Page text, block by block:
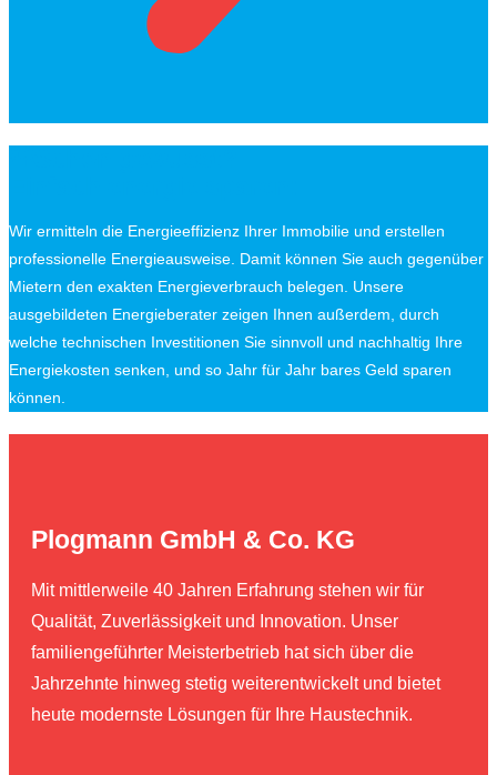
Wir ermitteln die Energieeffizienz Ihrer Immobilie und erstellen
professionelle Energieausweise. Damit können Sie auch gegenüber
Mietern den exakten Energieverbrauch belegen. Unsere
ausgebildeten Energieberater zeigen Ihnen außerdem, durch
welche technischen Investitionen Sie sinnvoll und nachhaltig Ihre
Energiekosten senken, und so Jahr für Jahr bares Geld sparen
können.
Plogmann GmbH & Co. KG
Mit mittlerweile 40 Jahren Erfahrung stehen wir für
Qualität, Zuverlässigkeit und Innovation. Unser
familiengeführter Meisterbetrieb hat sich über die
Jahrzehnte hinweg stetig weiterentwickelt und bietet
heute modernste Lösungen für Ihre Haustechnik.